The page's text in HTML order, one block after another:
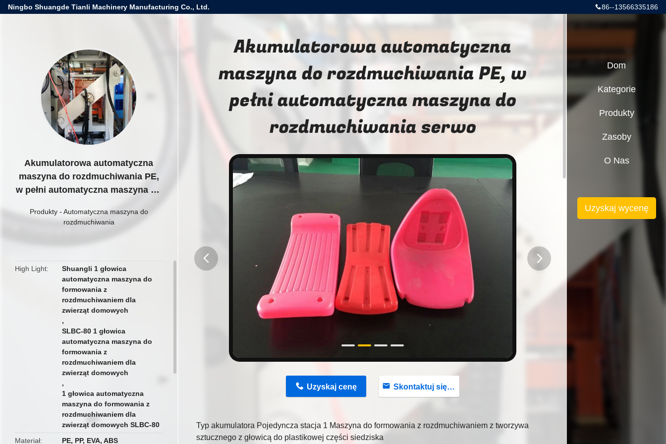
Ningbo Shuangde Tianli Machinery Manufacturing Co., Ltd. 86--13566335186
Akumulatorowa automatyczna
maszyna do rozdmuchiwania PE,
w pełni automatyczna maszyna do
Produkty- Automatyczna maszyna do
rozdmuchiwania
High Light
Shuangli 1 głowica
automatyczna maszyna do
formowania z
rozdmuchiwaniem dla
zwierząt domowych
,
SLBC-80 1 głowica
automatyczna maszyna do
formowania z
rozdmuchiwaniem dla
zwierząt domowych
,
1 głowica automatyczna
maszyna do formowania z
rozdmuchiwaniem dla
zwierząt domowych SLBC-80
Materiał
PE, PP, EVA, ABS
Akumulatorowa automatyczna
maszyna do rozdmuchiwania PE, w
pełni automatyczna maszyna do
rozdmuchiwania serwo
Uzyskaj cenę Skontaktuj się teraz
Typ akumulatora Pojedyncza stacja 1 Maszyna do formowania z rozdmuchiwaniem z tworzywa
sztucznego z głowicą do plastikowej części siedziska
Dom
Kategorie
Produkty
Zasoby
O Nas
Uzyskaj wycenę